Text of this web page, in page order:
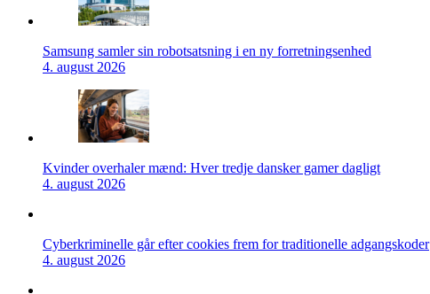
Samsung samler sin robotsatsning i en ny forretningsenhed
4. august 2026
Kvinder overhaler mænd: Hver tredje dansker gamer dagligt
4. august 2026
Cyberkriminelle går efter cookies frem for traditionelle adgangskoder
4. august 2026